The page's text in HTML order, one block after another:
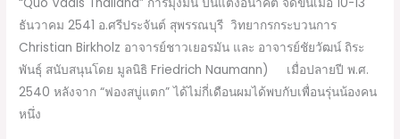
ธันวาคม 2541 อ.ศรีประจันต์ สุพรรณบุรี วิทยากรกระบวนการ
Christian Birkholz อาจารย์ชาวเยอรมัน และ อาจารย์ชัยวัฒน์ ถิระ
พันธุ์ สนับสนุนโดย มูลนิธิ Friedrich Naumann) เมื่อปลายปี พ.ศ.
2540 หลังจาก “ฟองสบู่แตก” ได้ไม่กี่เดือนผมได้พบกับเพื่อนรุ่นน้องคน
หนึ่ง